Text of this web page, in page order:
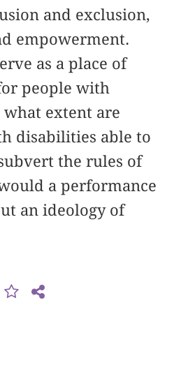
and exclusion,
empowerment.
as a place of
people with
extent are
disabilities able to
the rules of
a performance
an ideology of